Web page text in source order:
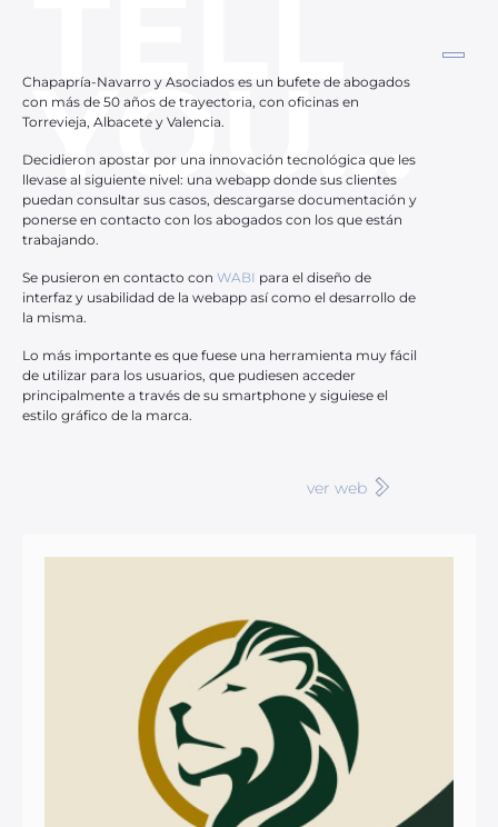
TELL
YOU...
Chapapría-Navarro y Asociados es un bufete de abogados
con más de 50 años de trayectoria, con oficinas en
Torrevieja, Albacete y Valencia.
Decidieron apostar por una innovación tecnológica que les
llevase al siguiente nivel: una webapp donde sus clientes
puedan consultar sus casos, descargarse documentación y
ponerse en contacto con los abogados con los que están
trabajando.
Se pusieron en contacto con WABI para el diseño de
interfaz y usabilidad de la webapp así como el desarrollo de
la misma.
Lo más importante es que fuese una herramienta muy fácil
de utilizar para los usuarios, que pudiesen acceder
principalmente a través de su smartphone y siguiese el
estilo gráfico de la marca.
ver web